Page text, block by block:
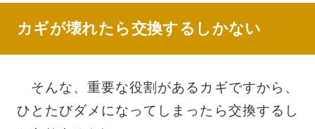
カギが壊れたら交換するしかない
そんな、重要な役割があるカギですから、
ひとたびダメになってしまったら交換するし